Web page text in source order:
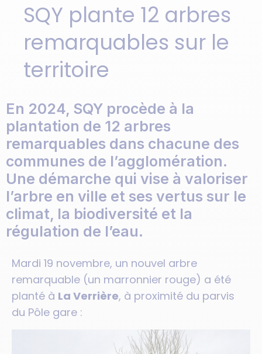
SQY plante 12 arbres
remarquables sur le
territoire
En 2024, SQY procède à la
plantation de 12 arbres
remarquables dans chacune des
communes de l’agglomération.
Une démarche qui vise à valoriser
l’arbre en ville et ses vertus sur le
climat, la biodiversité et la
régulation de l’eau.
Mardi 19 novembre, un nouvel arbre
remarquable (un marronnier rouge) a été
planté à La Verrière, à proximité du parvis
du Pôle gare :